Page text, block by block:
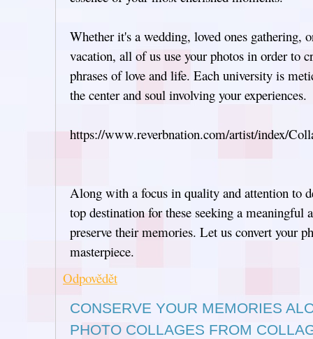
Whether it's a wedding, loved ones gathering,
vacation, all of us use your photos in order to
phrases of love and life. Each university is
the center and soul involving your experiences.
https://www.reverbnation.com/artist/index/
Along with a focus in quality and attention to
top destination for these seeking a meaningful
preserve their memories. Let us convert your
masterpiece.
Odpovědět
CONSERVE YOUR MEMORIES
PHOTO COLLAGES FROM